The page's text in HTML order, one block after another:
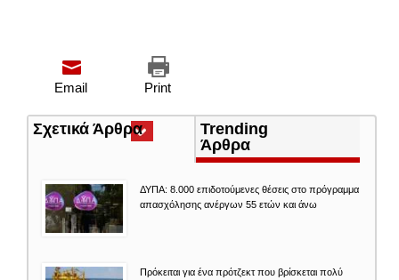
Print
Email
Σχετικά Άρθρα(ενεργή
καρτέλα)
Trending
Άρθρα
ΔΥΠΑ: 8.000 επιδοτούμενες θέσεις στο πρόγραμμα
απασχόλησης ανέργων 55 ετών και άνω
Πρόκειται για ένα πρότζεκτ που βρίσκεται πολύ